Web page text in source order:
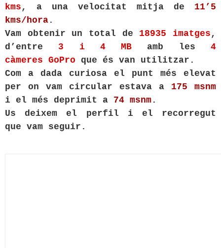
kms , a una velocitat mitja de 11’5
kms/hora .
Vam obtenir un total de 18935 imatges ,
d’entre 3 i 4 MB amb les4
càmeres GoPro que és van utilitzar.
Com a dada curiosa el punt més elevat
per on vam circular estava a 175
msnm
i el més deprimit a 74 msnm .
Us deixem el perfil i el recorregut
que vam seguir.